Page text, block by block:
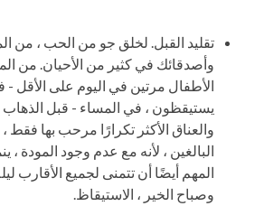
تقليد القبل. لخلق جو من الحب ، من
وأصدقائك في كثير من الأحيان. من
الأطفال مرتين في اليوم على الأقل -
يستيقظون ، في المساء - قبل الذهاب
والعناق الأكثر تكرارًا مرحب بها فقط
البالغين ، لأنه مع عدم وجود المودة ،
المهم أيضًا أن تتمنى لجميع الأقارب
وصباح الخير ، الاستيقاظ.